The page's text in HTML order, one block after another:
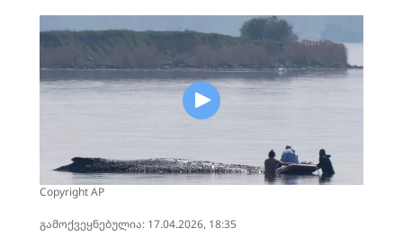
Copyright AP
გამოქვეყნებულია: 17.04.2026, 18:35